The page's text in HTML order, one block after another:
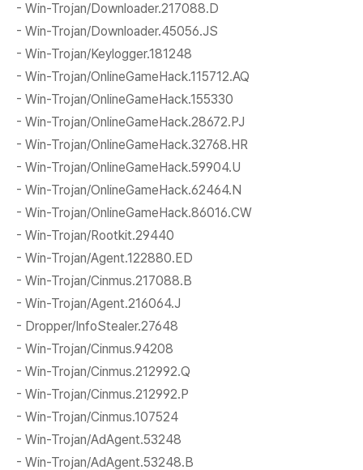
- Win-Trojan/Downloader.217088.D
- Win-Trojan/Downloader.45056.JS
- Win-Trojan/Keylogger.181248
- Win-Trojan/OnlineGameHack.115712.AQ
- Win-Trojan/OnlineGameHack.155330
- Win-Trojan/OnlineGameHack.28672.PJ
- Win-Trojan/OnlineGameHack.32768.HR
- Win-Trojan/OnlineGameHack.59904.U
- Win-Trojan/OnlineGameHack.62464.N
- Win-Trojan/OnlineGameHack.86016.CW
- Win-Trojan/Rootkit.29440
- Win-Trojan/Agent.122880.ED
- Win-Trojan/Cinmus.217088.B
- Win-Trojan/Agent.216064.J
- Dropper/InfoStealer.27648
- Win-Trojan/Cinmus.94208
- Win-Trojan/Cinmus.212992.Q
- Win-Trojan/Cinmus.212992.P
- Win-Trojan/Cinmus.107524
- Win-Trojan/AdAgent.53248
- Win-Trojan/AdAgent.53248.B